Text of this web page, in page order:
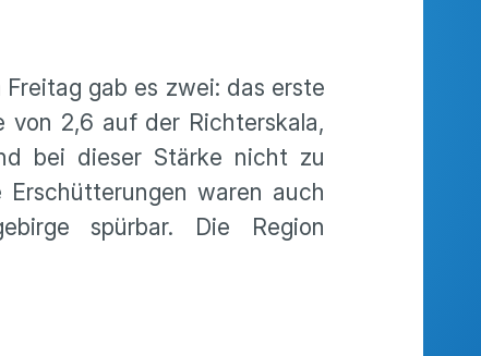
gab es zwei: das erste
2,6 auf der Richterskala,
bei dieser Stärke nicht zu
waren auch
spürbar. Die Region